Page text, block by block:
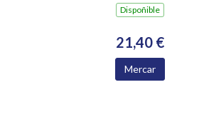
Dispoñible
21,40 €
Mercar